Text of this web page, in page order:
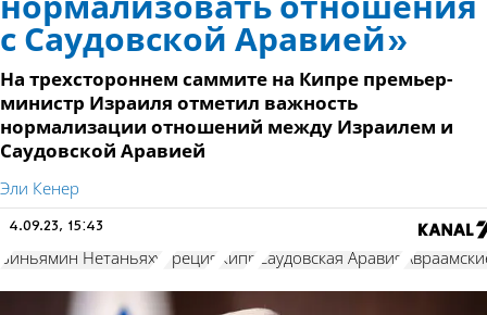
нормализовать отношения
с Саудовской Аравией»
На трехстороннем саммите на Кипре премьер-
министр Израиля отметил важность
нормализации отношений между Израилем и
Саудовской Аравией
Эли Кенер
4.09.23, 15:43
Биньямин Нетаньяху Греция Кипр Саудовская Аравия